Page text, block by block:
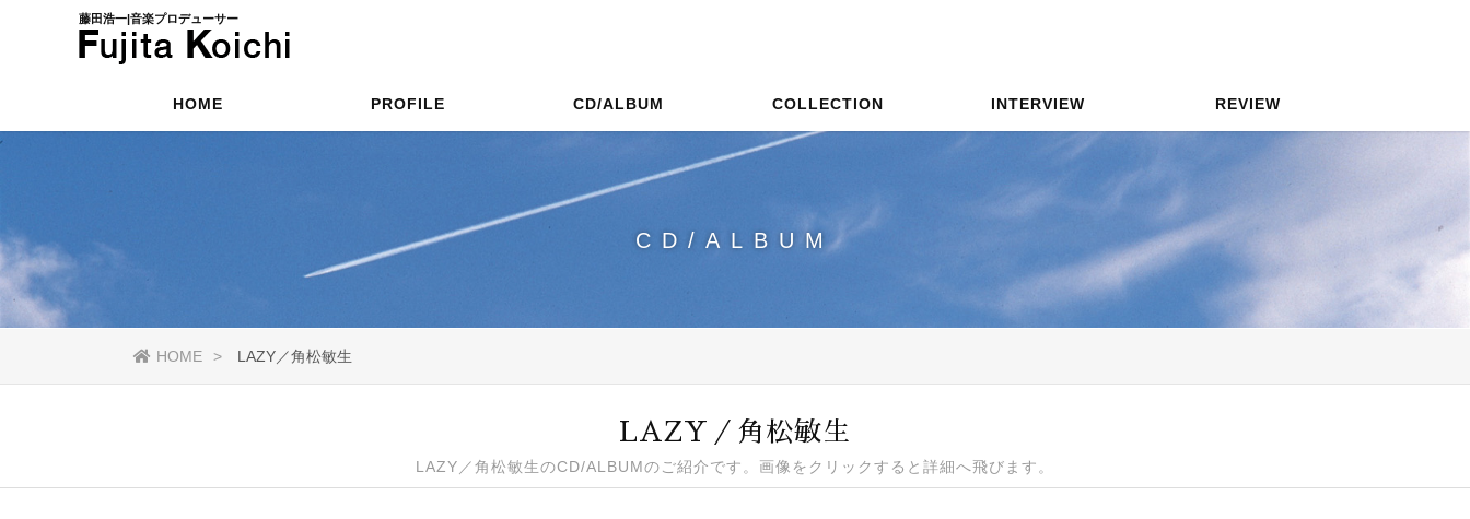
藤田浩一|音楽プロデューサー
HOME PROFILE CD/ALBUM COLLECTION INTERVIEW REVIEW
CD/ALBUM
HOME LAZY／角松敏生
LAZY／角松敏生
LAZY／角松敏生のCD/ALBUMのご紹介です。画像をクリックすると詳細へ飛びます。